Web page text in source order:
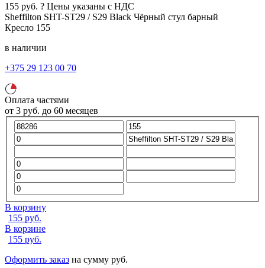
155 руб. ? Цены указаны с НДС
Sheffilton SHT-ST29 / S29 Black Чёрный стул барный
Кресло 155
в наличии
+375 29 123 00 70
Оплата частями
от 3 руб. до 60 месяцев
В корзину
155 руб.
В корзине
155 руб.
Оформить заказ на сумму руб.